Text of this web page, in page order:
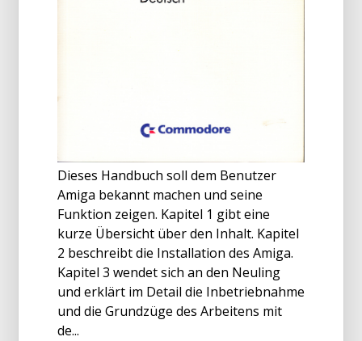
Dieses Handbuch soll dem Benutzer
Amiga bekannt machen und seine
Funktion zeigen. Kapitel 1 gibt eine
kurze Übersicht über den Inhalt. Kapitel
2 beschreibt die Installation des Amiga.
Kapitel 3 wendet sich an den Neuling
und erklärt im Detail die Inbetriebnahme
und die Grundzüge des Arbeitens mit
de...